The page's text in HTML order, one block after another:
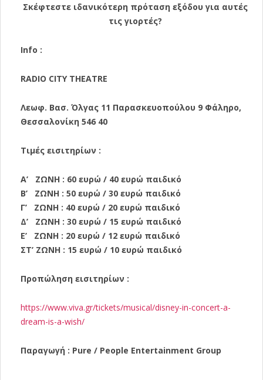
Σκέφτεστε ιδανικότερη πρόταση εξόδου για αυτές
τις γιορτές?
Info :
RADIO CITY THEATRE
Λεωφ. Βασ. Όλγας 11 Παρασκευοπούλου 9 Φάληρο,
Θεσσαλονίκη 546 40
Τιμές εισιτηρίων :
A’ ΖΩΝΗ : 60 ευρώ / 40 ευρώ παιδικό
Β’ ΖΩΝΗ : 50 ευρώ / 30 ευρώ παιδικό
Γ’ ΖΩΝΗ : 40 ευρώ / 20 ευρώ παιδικό
Δ’ ΖΩΝH : 30 ευρώ / 15 ευρώ παιδικό
Ε’ ΖΩΝΗ : 20 ευρώ / 12 ευρώ παιδικό
ΣΤ’ ΖΩΝΗ : 15 ευρώ / 10 ευρώ παιδικό
Προπώληση εισιτηρίων :
https://www.viva.gr/tickets/musical/disney-in-concert-a-
dream-is-a-wish/
Παραγωγή : Pure / People Entertainment Group